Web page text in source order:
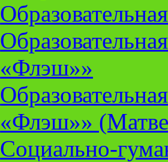
«Флэш»»
«Флэш»»
Социально-